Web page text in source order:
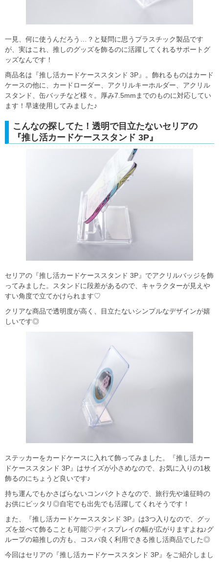
一見、何に使うんだろう…？と疑問に思うプラスチック製品です
が、実はこれ、推しのグッズを飾るのに活躍してくれるサポートグ
ッズなんです！
商品名は『推し活カードケーススタンド 3P』。飾れるものはカード
ケースの他に、カードローダー、アクリルキーホルダー、アクリル
スタンド、缶バッチなど様々。厚み7.5mmまでのものに対応してい
ます！早速使用してみました♪
こんなの探してた！透明で目立たないセリアの
『推し活カードケーススタンド 3P』
セリアの『推し活カードケーススタンド 3P』でアクリルバッジを飾
ってみました。スタンドに段差があるので、キャラクターが見えや
すい角度で立てかけられます♡
クリアな商品で透明度が高く、目立たないシンプルなデザインが嬉
しいです◎
ステッカーをカードケースに入れて飾ってみました。『推し活カー
ドケーススタンド 3P』はサイズが小さめなので、お気に入りの1枚
飾るのにちょうど良いです♪
持ち運んでもかさばらないコンパクトさなので、旅行先や遠征時の
お供にピッタリ◎自宅でも出先でも活躍してくれそうです！
また、『推し活カードケーススタンド 3P』は3つ入りなので、グッ
ズを並べて飾ることも可能♡ディスプレイの幅が広がりますよね♪グ
ループの箱推しの方も、コスパ良く利用できる推し活商品でした◎
今回はセリアの『推し活カードケーススタンド 3P』をご紹介しまし